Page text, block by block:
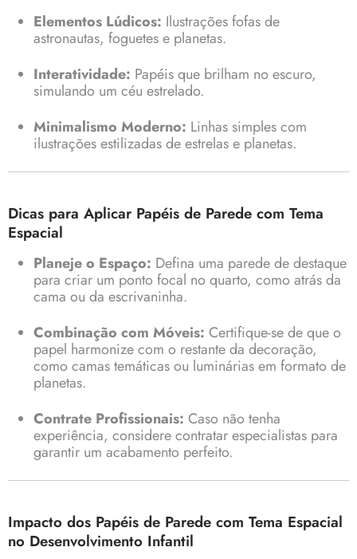
Elementos Lúdicos: Ilustrações fofas de
astronautas, foguetes e planetas.
Interatividade: Papéis que brilham no escuro,
simulando um céu estrelado.
Minimalismo Moderno: Linhas simples com
ilustrações estilizadas de estrelas e planetas.
Dicas para Aplicar Papéis de Parede com Tema
Espacial
Planeje o Espaço: Defina uma parede de destaque
para criar um ponto focal no quarto, como atrás da
cama ou da escrivaninha.
Combinação com Móveis: Certifique-se de que o
papel harmonize com o restante da decoração,
como camas temáticas ou luminárias em formato de
planetas.
Contrate Profissionais: Caso não tenha
experiência, considere contratar especialistas para
garantir um acabamento perfeito.
Impacto dos Papéis de Parede com Tema Espacial
no Desenvolvimento Infantil